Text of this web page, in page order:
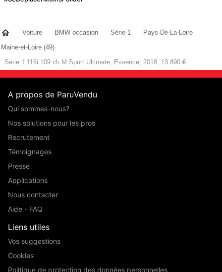
Voiture BMW occasion Série 1
Pays-De-La-Loire
Maine-et-Loire (49)
Série 1 116i 109 ch M Sport Ultimate, Essence, 2018, 13 890 €
A propos de ParuVendu
Qui sommes-nous?
Nos solutions pour les pros
Recrutement
Témoignages
Presse
Applications
Nous contacter
Aide - FAQ
Liens utiles
Vos suggestions
Cookies
Politique de protection des données personnelles